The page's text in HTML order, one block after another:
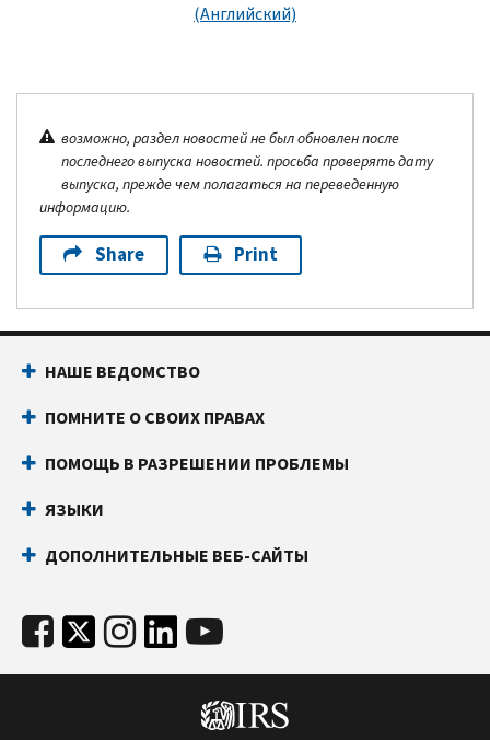
(Английский)
возможно, раздел новостей не был обновлен после
последнего выпуска новостей. просьба проверять дату
выпуска, прежде чем полагаться на переведенную
информацию.
Share Print
НАШЕ ВЕДОМСТВО
ПОМНИТЕ О СВОИХ ПРАВАХ
ПОМОЩЬ В РАЗРЕШЕНИИ ПРОБЛЕМЫ
ЯЗЫКИ
ДОПОЛНИТЕЛЬНЫЕ ВЕБ-САЙТЫ